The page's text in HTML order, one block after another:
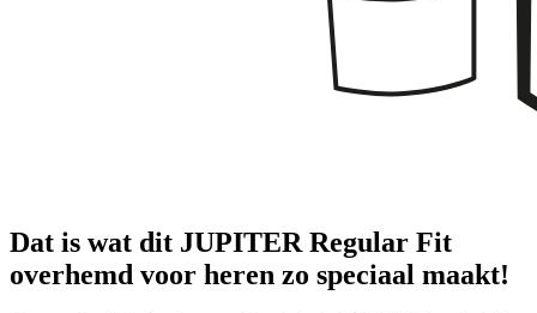
Dat is wat dit JUPITER Regular Fit
overhemd voor heren zo speciaal maakt!